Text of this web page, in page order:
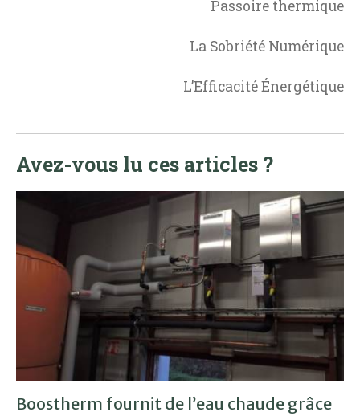
Passoire thermique
La Sobriété Numérique
L’Efficacité Énergétique
Avez-vous lu ces articles ?
Boostherm fournit de l’eau chaude grâce